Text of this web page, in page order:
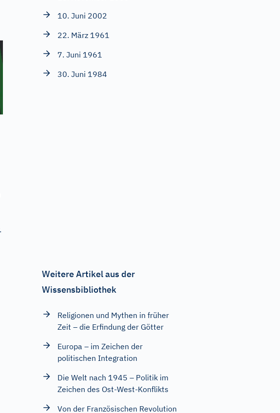
10. Juni 2002
22. März 1961
7. Juni 1961
30. Juni 1984
Weitere Artikel aus der
Wissensbibliothek
Religionen und Mythen in früher
Zeit – die Erfindung der Götter
Europa – im Zeichen der
politischen Integration
Die Welt nach 1945 – Politik im
Zeichen des Ost-West-Konflikts
Von der Französischen Revolution